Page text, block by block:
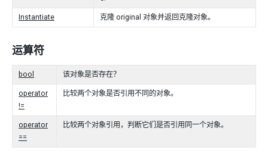
Instantiate 克隆 original 对象并返回克隆对象。
运算符
bool 该对象是否存在？
operator
!=
比较两个对象是否引用不同的对象。
operator
==
比较两个对象引用，判断它们是否引用同一个对象。